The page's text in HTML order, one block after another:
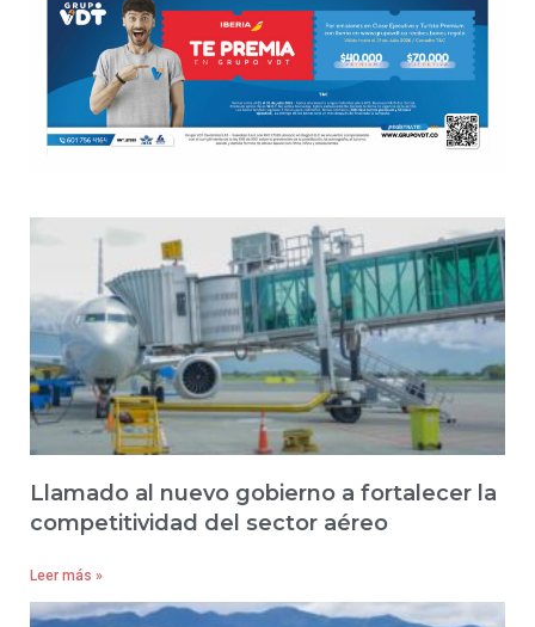
Llamado al nuevo gobierno a fortalecer la
competitividad del sector aéreo
Leer más »